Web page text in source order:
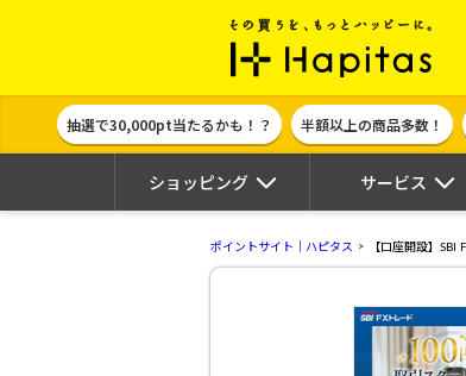
ポ
抽選で30,000pt当たるかも！？ 半額以上の商品多数！
ショッピング サービス
ポイントサイト｜ハピタス 【口座開設】SBI